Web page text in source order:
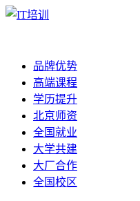
品牌优势
高端课程
学历提升
北京师资
全国就业
大学共建
大厂合作
全国校区